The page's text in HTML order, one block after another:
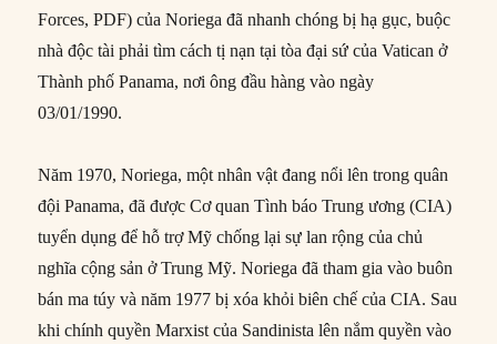
Forces, PDF) của Noriega đã nhanh chóng bị hạ gục, buộc
nhà độc tài phải tìm cách tị nạn tại tòa đại sứ của Vatican ở
Thành phố Panama, nơi ông đầu hàng vào ngày
03/01/1990.
Năm 1970, Noriega, một nhân vật đang nổi lên trong quân
đội Panama, đã được Cơ quan Tình báo Trung ương (CIA)
tuyển dụng để hỗ trợ Mỹ chống lại sự lan rộng của chủ
nghĩa cộng sản ở Trung Mỹ. Noriega đã tham gia vào buôn
bán ma túy và năm 1977 bị xóa khỏi biên chế của CIA. Sau
khi chính quyền Marxist của Sandinista lên nắm quyền vào